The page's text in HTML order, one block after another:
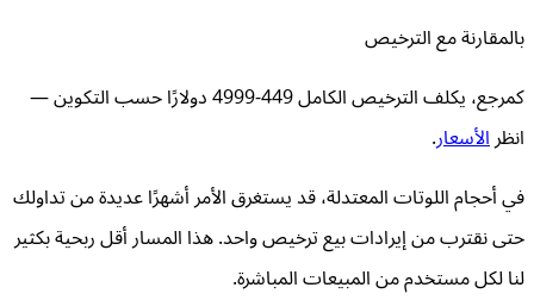
بالمقارنة مع الترخيص
كمرجع، يكلف الترخيص الكامل 449-4999 دولارًا حسب التكوين —
انظرالأسعار.
في أحجام اللوتات المعتدلة، قد يستغرق الأمر أشهرًا عديدة من تداولك
حتى نقترب من إيرادات بيع ترخيص واحد. هذا المسار أقل ربحية بكثير
لنا لكل مستخدم من المبيعات المباشرة.